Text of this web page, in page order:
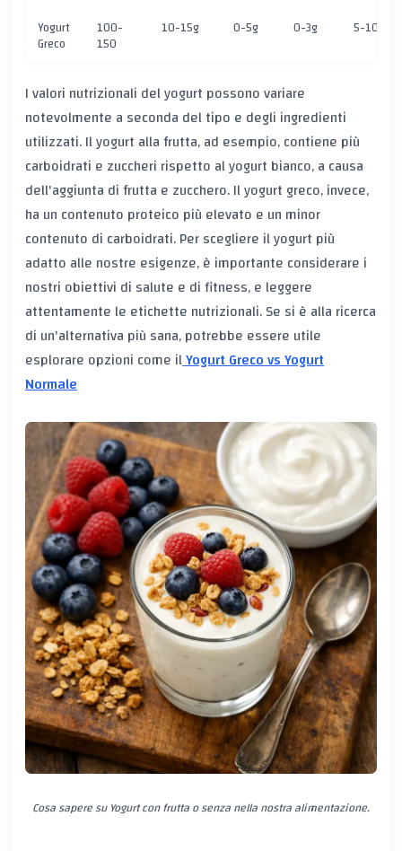
Yogurt
Greco
100-
150
10-15g 0-5g 0-3g 5-10g
I valori nutrizionali del yogurt possono variare
notevolmente a seconda del tipo e degli ingredienti
utilizzati. Il yogurt alla frutta, ad esempio, contiene più
carboidrati e zuccheri rispetto al yogurt bianco, a causa
dell'aggiunta di frutta e zucchero. Il yogurt greco, invece,
ha un contenuto proteico più elevato e un minor
contenuto di carboidrati. Per scegliere il yogurt più
adatto alle nostre esigenze, è importante considerare i
nostri obiettivi di salute e di fitness, e leggere
attentamente le etichette nutrizionali. Se si è alla ricerca
di un'alternativa più sana, potrebbe essere utile
esplorare opzioni come ilYogurt Greco vs Yogurt
Normale
Cosa sapere su Yogurt con frutta o senza nella nostra alimentazione.